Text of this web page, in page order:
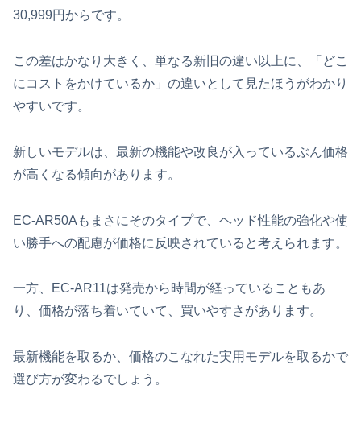
30,999円からです。
この差はかなり大きく、単なる新旧の違い以上に、「どこ
にコストをかけているか」の違いとして見たほうがわかり
やすいです。
新しいモデルは、最新の機能や改良が入っているぶん価格
が高くなる傾向があります。
EC-AR50Aもまさにそのタイプで、ヘッド性能の強化や使
い勝手への配慮が価格に反映されていると考えられます。
一方、EC-AR11は発売から時間が経っていることもあ
り、価格が落ち着いていて、買いやすさがあります。
最新機能を取るか、価格のこなれた実用モデルを取るかで
選び方が変わるでしょう。